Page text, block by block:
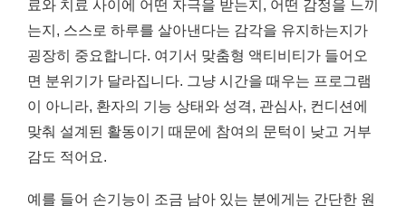
료와 치료 사이에 어떤 자극을 받는지, 어떤 감정을 느끼
는지, 스스로 하루를 살아낸다는 감각을 유지하는지가
굉장히 중요합니다. 여기서 맞춤형 액티비티가 들어오
면 분위기가 달라집니다. 그냥 시간을 때우는 프로그램
이 아니라, 환자의 기능 상태와 성격, 관심사, 컨디션에
맞춰 설계된 활동이기 때문에 참여의 문턱이 낮고 거부
감도 적어요.
예를 들어 손기능이 조금 남아 있는 분에게는 간단한 원